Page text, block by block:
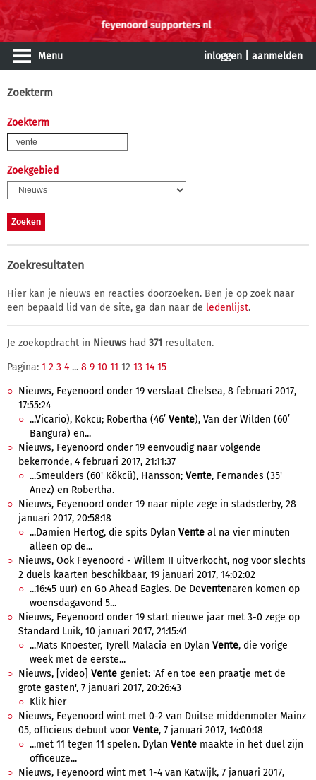
Menu inloggen aanmelden
Zoekterm
Zoekterm
Zoekgebied
Zoekresultaten
Hier kan je nieuws en reacties doorzoeken. Ben je op zoek naar
een bepaald lid van de site, ga dan naar de ledenlijst.
Je zoekopdracht in Nieuws had 371 resultaten.
Pagina: 1 2 3 4 ... 8 9 10 11 12 13 14 15
Nieuws, Feyenoord onder 19 verslaat Chelsea, 8 februari 2017,
17:55:24
...Vicario), Kökcü; Robertha (46’ Vente), Van der Wilden (60’
Bangura) en...
Nieuws, Feyenoord onder 19 eenvoudig naar volgende
bekerronde, 4 februari 2017, 21:11:37
...Smeulders (60' Kökcü), Hansson; Vente, Fernandes (35'
Anez) en Robertha.
Nieuws, Feyenoord onder 19 naar nipte zege in stadsderby, 28
januari 2017, 20:58:18
...Damien Hertog, die spits Dylan Vente al na vier minuten
alleen op de...
Nieuws, Ook Feyenoord - Willem II uitverkocht, nog voor slechts
2 duels kaarten beschikbaar, 19 januari 2017, 14:02:02
...16:45 uur) en Go Ahead Eagles. De Deventenaren komen op
woensdagavond 5...
Nieuws, Feyenoord onder 19 start nieuwe jaar met 3-0 zege op
Standard Luik, 10 januari 2017, 21:15:41
...Mats Knoester, Tyrell Malacia en Dylan Vente, die vorige
week met de eerste...
Nieuws, [video] Vente geniet: 'Af en toe een praatje met de
grote gasten', 7 januari 2017, 20:26:43
Klik hier
Nieuws, Feyenoord wint met 0-2 van Duitse middenmoter Mainz
05, officieus debuut voorVente, 7 januari 2017, 14:00:18
...met 11 tegen 11 spelen. Dylan Vente maakte in het duel zijn
officeuze...
Nieuws, Feyenoord wint met 1-4 van Katwijk, 7 januari 2017,